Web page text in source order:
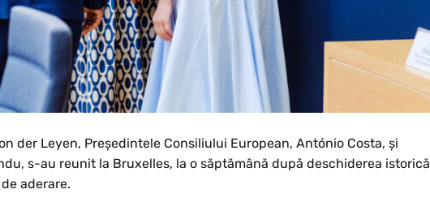
der Leyen, Președintele Consiliului European, António Costa, și
s-au reunit la Bruxelles, la o săptămână după deschiderea istorică
aderare.